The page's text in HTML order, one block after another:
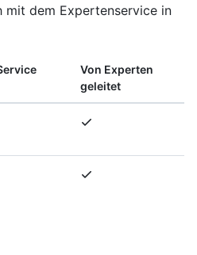
mit dem Expertenservice in
Von Experten
geleitet